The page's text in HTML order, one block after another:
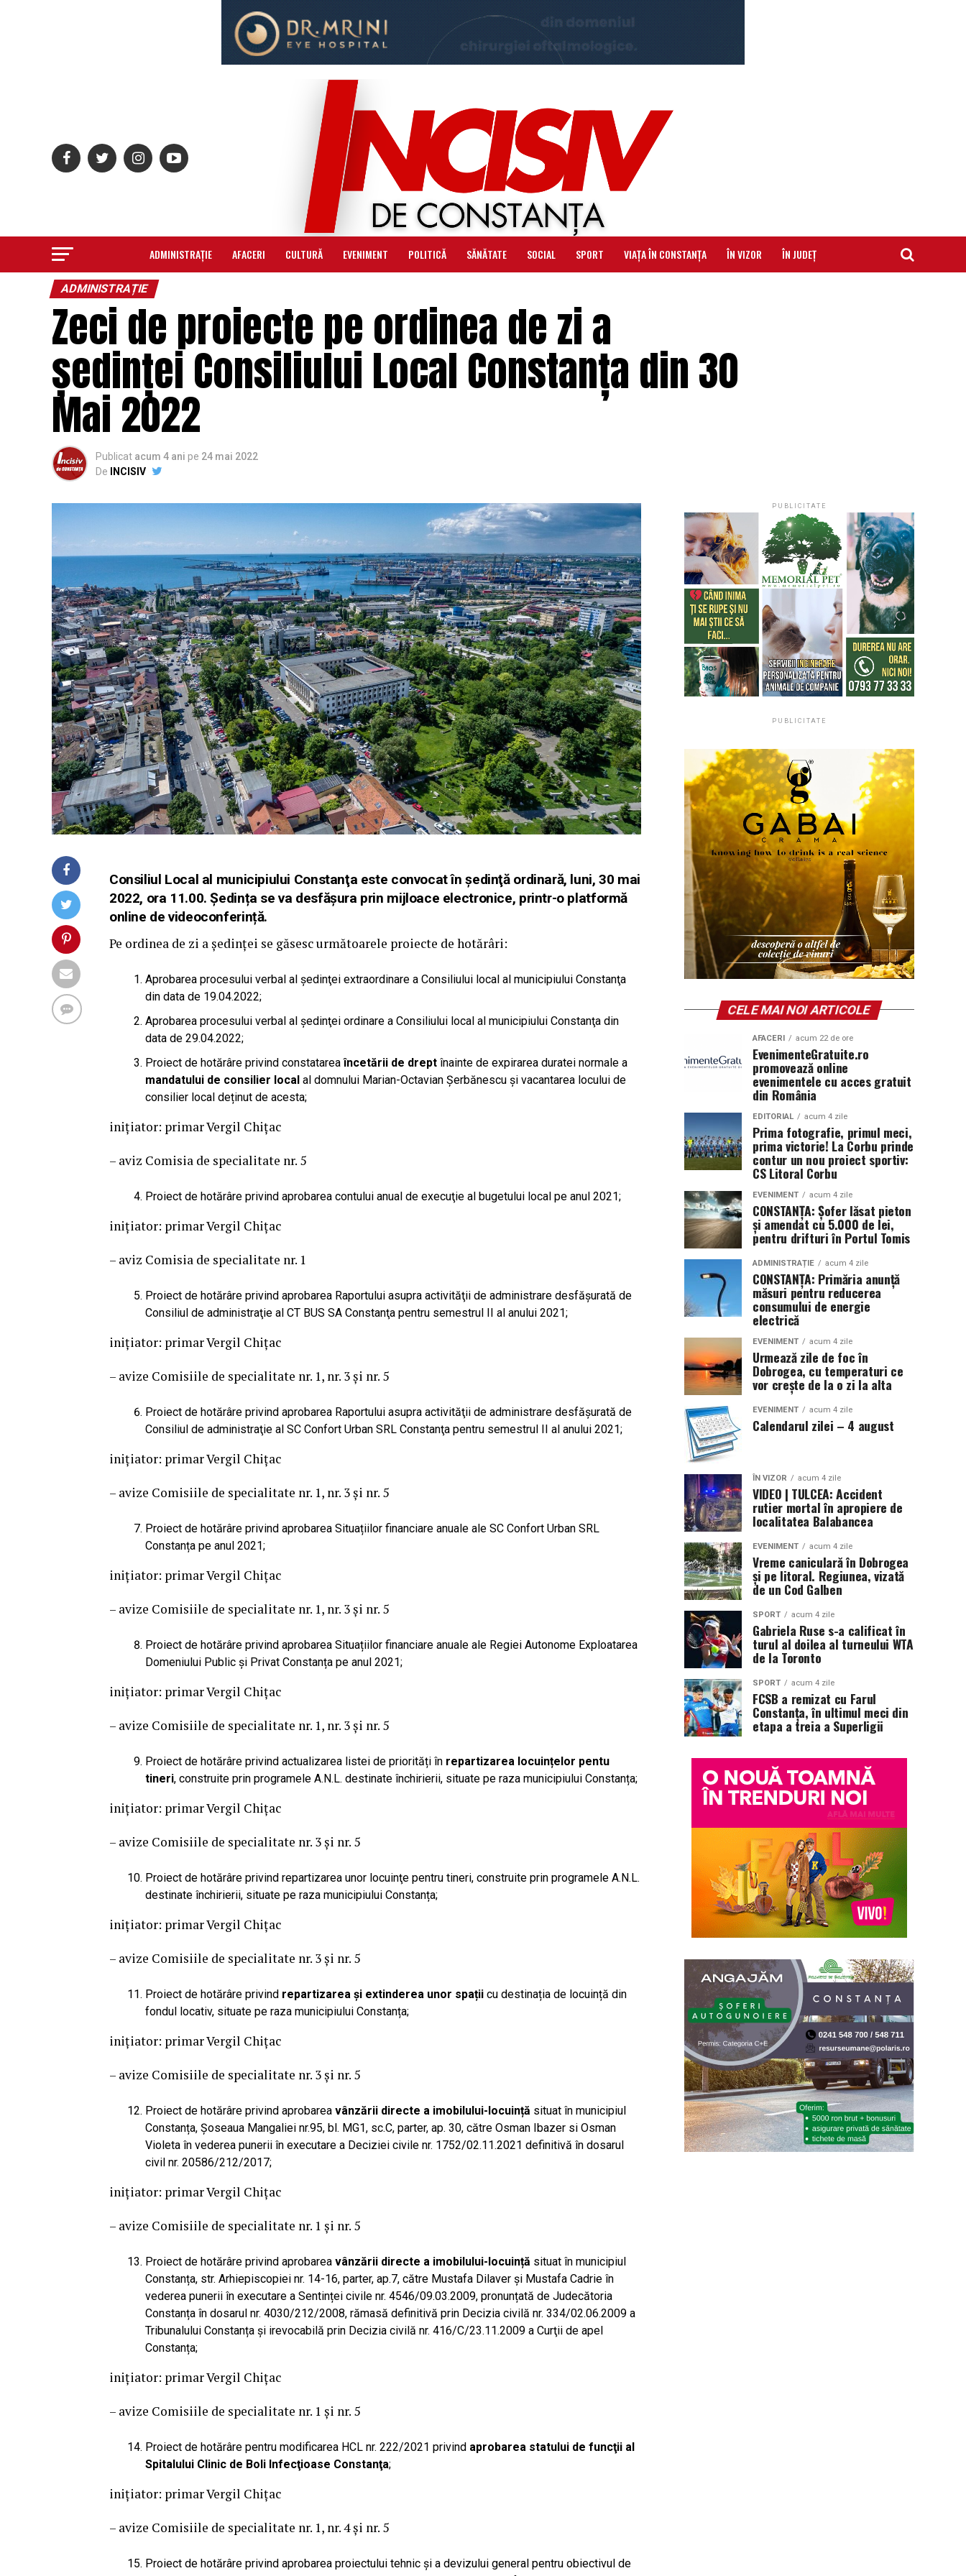
ADMINISTRAȚIE AFACERI CULTURĂ EVENIMENT POLITICĂ SĂNĂTATE SOCIAL SPORT VIAȚA ÎN CONSTANȚA ÎN VIZOR ÎN JUDEȚ
ADMINISTRAȚIE
Zeci de proiecte pe ordinea de zi a
ședinței Consiliului Local Constanța din 30
Mai 2022
Publicat acum 4 ani pe 24 mai 2022
De
INCISIV
Consiliul Local al municipiului Constanţa este convocat în şedinţă ordinară, luni, 30 mai
2022, ora 11.00. Ședința se va desfășura prin mijloace electronice, printr-o platformă
online de videoconferință.
Pe ordinea de zi a ședinței se găsesc următoarele proiecte de hotărâri:
Aprobarea procesului verbal al şedinţei extraordinare a Consiliului local al municipiului Constanţa
din data de 19.04.2022;
Aprobarea procesului verbal al şedinţei ordinare a Consiliului local al municipiului Constanţa din
data de 29.04.2022;
Proiect de hotărâre privind constatareaîncetării de drept înainte de expirarea duratei normale a
mandatului de consilier local al domnului Marian-Octavian Șerbănescu și vacantarea locului de
consilier local deținut de acesta;
iniţiator: primar Vergil Chițac
– aviz Comisia de specialitate nr. 5
Proiect de hotărâre privind aprobarea contului anual de execuţie al bugetului local pe anul 2021;
iniţiator: primar Vergil Chițac
– aviz Comisia de specialitate nr. 1
Proiect de hotărâre privind aprobarea Raportului asupra activităţii de administrare desfăşurată de
Consiliul de administraţie al CT BUS SA Constanţa pentru semestrul II al anului 2021;
iniţiator: primar Vergil Chițac
– avize Comisiile de specialitate nr. 1, nr. 3 și nr. 5
Proiect de hotărâre privind aprobarea Raportului asupra activităţii de administrare desfăşurată de
Consiliul de administraţie al SC Confort Urban SRL Constanţa pentru semestrul II al anului 2021;
iniţiator: primar Vergil Chițac
– avize Comisiile de specialitate nr. 1, nr. 3 și nr. 5
Proiect de hotărâre privind aprobarea Situațiilor financiare anuale ale SC Confort Urban SRL
Constanța pe anul 2021;
iniţiator: primar Vergil Chițac
– avize Comisiile de specialitate nr. 1, nr. 3 și nr. 5
Proiect de hotărâre privind aprobarea Situațiilor financiare anuale ale Regiei Autonome Exploatarea
Domeniului Public și Privat Constanța pe anul 2021;
iniţiator: primar Vergil Chițac
– avize Comisiile de specialitate nr. 1, nr. 3 și nr. 5
Proiect de hotărâre privind actualizarea listei de priorități în repartizarea locuințelor pentu
tineri, construite prin programele A.N.L. destinate închirierii, situate pe raza municipiului Constanța;
iniţiator: primar Vergil Chițac
– avize Comisiile de specialitate nr. 3 și nr. 5
Proiect de hotărâre privind repartizarea unor locuinţe pentru tineri, construite prin programele A.N.L.
destinate închirierii, situate pe raza municipiului Constanța;
iniţiator: primar Vergil Chițac
– avize Comisiile de specialitate nr. 3 și nr. 5
Proiect de hotărâre privind repartizarea și extinderea unor spații cu destinația de locuință din
fondul locativ, situate pe raza municipiului Constanța;
iniţiator: primar Vergil Chițac
– avize Comisiile de specialitate nr. 3 și nr. 5
Proiect de hotărâre privind aprobarea vânzării directe a imobilului-locuință situat în municipiul
Constanța, Șoseaua Mangaliei nr.95, bl. MG1, sc.C, parter, ap. 30, către Osman Ibazer si Osman
Violeta în vederea punerii în executare a Deciziei civile nr. 1752/02.11.2021 definitivă în dosarul
civil nr. 20586/212/2017;
iniţiator: primar Vergil Chițac
– avize Comisiile de specialitate nr. 1 și nr. 5
Proiect de hotărâre privind aprobarea vânzării directe a imobilului-locuință situat în municipiul
Constanța, str. Arhiepiscopiei nr. 14-16, parter, ap.7, către Mustafa Dilaver și Mustafa Cadrie în
vederea punerii în executare a Sentinței civile nr. 4546/09.03.2009, pronunțată de Judecătoria
Constanța în dosarul nr. 4030/212/2008, rămasă definitivă prin Decizia civilă nr. 334/02.06.2009 a
Tribunalului Constanța și irevocabilă prin Decizia civilă nr. 416/C/23.11.2009 a Curţii de apel
Constanța;
iniţiator: primar Vergil Chițac
– avize Comisiile de specialitate nr. 1 și nr. 5
Proiect de hotărâre pentru modificarea HCL nr. 222/2021 privind aprobarea statului de funcţii al
Spitalului Clinic de Boli Infecţioase Constanţa;
iniţiator: primar Vergil Chițac
– avize Comisiile de specialitate nr. 1, nr. 4 și nr. 5
Proiect de hotărâre privind aprobarea proiectului tehnic şi a devizului general pentru obiectivul de
PUBLICITATE
PUBLICITATE
CELE MAI NOI ARTICOLE
AFACERI acum 22 de ore
EvenimenteGratuite.ro
promovează online
evenimentele cu acces gratuit
din România
EDITORIAL acum 4 zile
Prima fotografie, primul meci,
prima victorie! La Corbu prinde
contur un nou proiect sportiv:
CS Litoral Corbu
EVENIMENT acum 4 zile
CONSTANȚA: Șofer lăsat pieton
și amendat cu 5.000 de lei,
pentru drifturi în Portul Tomis
ADMINISTRAȚIE acum 4 zile
CONSTANȚA: Primăria anunță
măsuri pentru reducerea
consumului de energie
electrică
EVENIMENT acum 4 zile
Urmează zile de foc în
Dobrogea, cu temperaturi ce
vor crește de la o zi la alta
EVENIMENT acum 4 zile
Calendarul zilei – 4 august
ÎN VIZOR acum 4 zile
VIDEO | TULCEA: Accident
rutier mortal în apropiere de
localitatea Balabancea
EVENIMENT acum 4 zile
Vreme caniculară în Dobrogea
și pe litoral. Regiunea, vizată
de un Cod Galben
SPORT acum 4 zile
Gabriela Ruse s-a calificat în
turul al doilea al turneului WTA
de la Toronto
SPORT acum 4 zile
FCSB a remizat cu Farul
Constanța, în ultimul meci din
etapa a treia a Superligii